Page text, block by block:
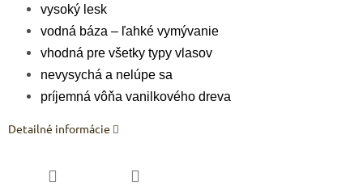
vysoký lesk
vodná báza – ľahké vymývanie
vhodná pre všetky typy vlasov
nevysychá a nelúpe sa
príjemná vôňa vanilkového dreva
Detailné informácie